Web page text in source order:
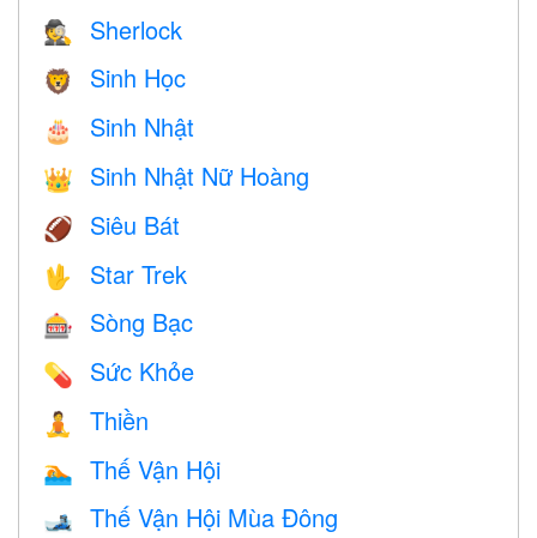
🕵️ Sherlock
🦁 Sinh Học
🎂 Sinh Nhật
👑 Sinh Nhật Nữ Hoàng
🏈 Siêu Bát
🖖 Star Trek
🎰 Sòng Bạc
💊 Sức Khỏe
🧘 Thiền
🏊 Thế Vận Hội
🎿 Thế Vận Hội Mùa Đông